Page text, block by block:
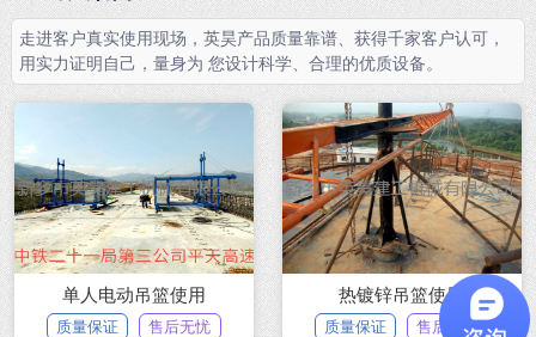
走进客户真实使用现场，英昊产品质量靠谱、获得千家客户认可，
用实力证明自己，量身为 您设计科学、合理的优质设备。
单人电动吊篮使用
质量保证 售后无忧
热镀锌吊篮使用
质量保证 售后无忧